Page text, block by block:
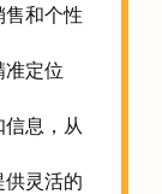
和个性
定位
息，从
灵活的